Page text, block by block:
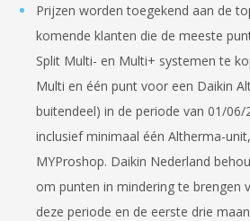
Prijzen worden toegekend aan de
komende klanten die de meeste
Split Multi- en Multi+ systemen te
Multi en één punt voor een Daikin
buitendeel) in de periode van 01/
inclusief minimaal één Altherma-
MYProshop. Daikin Nederland
om punten in mindering te brengen
deze periode en de eerste drie